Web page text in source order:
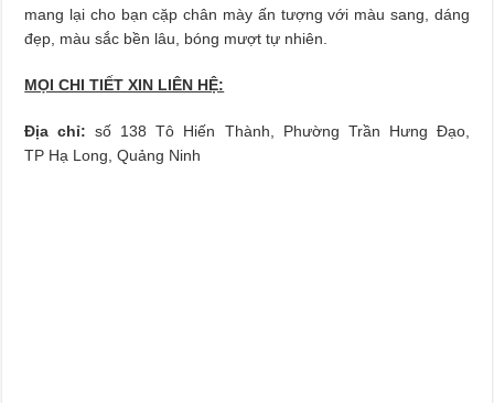
mang lại cho bạn cặp chân mày ấn tượng với màu sang, dáng
đẹp, màu sắc bền lâu, bóng mượt tự nhiên.
MỌI CHI TIẾT XIN LIÊN HỆ:
Địa chỉ:số 138 Tô Hiến Thành, Phường Trần Hưng Đạo,
TP Hạ Long, Quảng Ninh